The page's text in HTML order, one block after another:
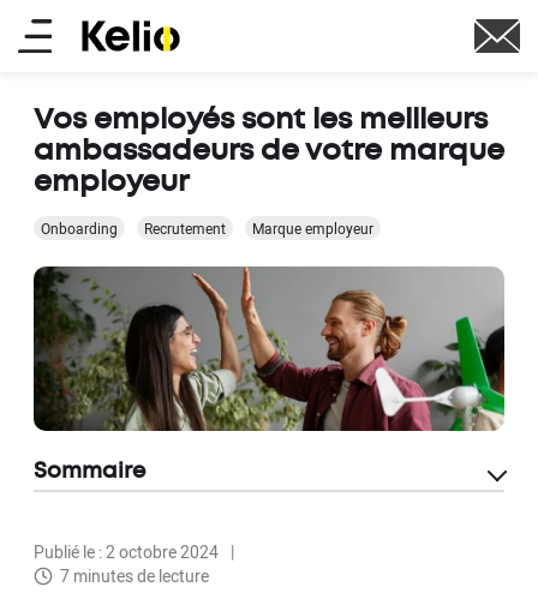
Aller
auMain
Vos employés sont les meilleurs
ambassadeurs de votre marque
employeur
Onboarding Recrutement Marque employeur
Publié le : 2 octobre 2024
7 minutes de lecture
Sommaire